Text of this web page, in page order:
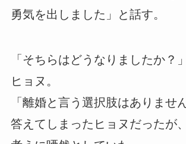
勇気を出しました」と話す。
「そちらはどうなりましたか？
ヒョヌ。
「離婚と言う選択肢はありませ
答えてしまったヒョヌだったが